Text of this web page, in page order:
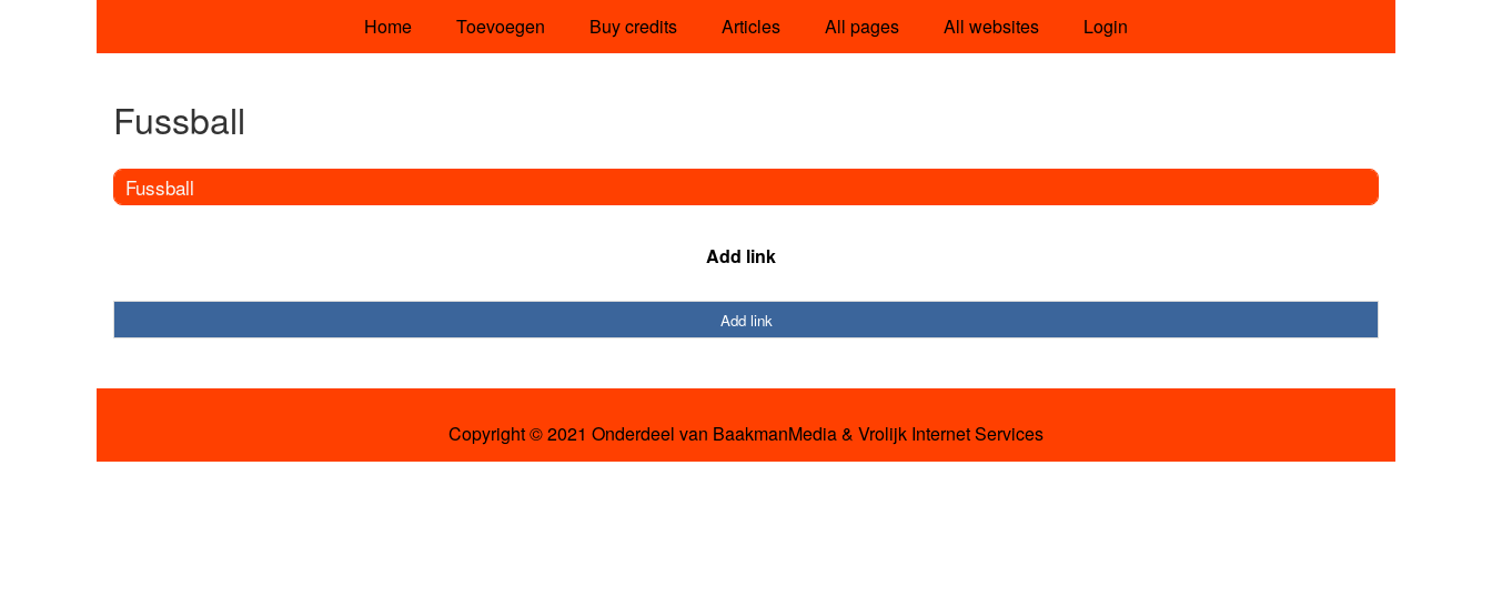
Home Toevoegen Buy credits Articles All pages All websites Login
Fussball
Fussball
Add link
Add link
Copyright © 2021 Onderdeel van BaakmanMedia& Vrolijk Internet Services